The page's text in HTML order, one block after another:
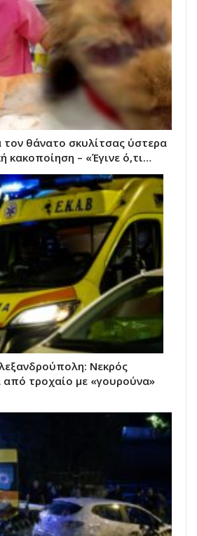
τον θάνατο σκυλίτσας ύστερα
κακοποίηση – «Έγινε ό,τι…
Νεκρός
από τροχαίο με «γουρούνα»